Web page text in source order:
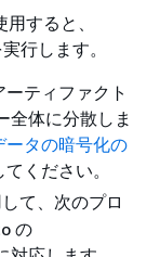
すると、
行します。
ティファクト
全体に分散しま
ータの暗号化の
ください。
て、次のプロ
の